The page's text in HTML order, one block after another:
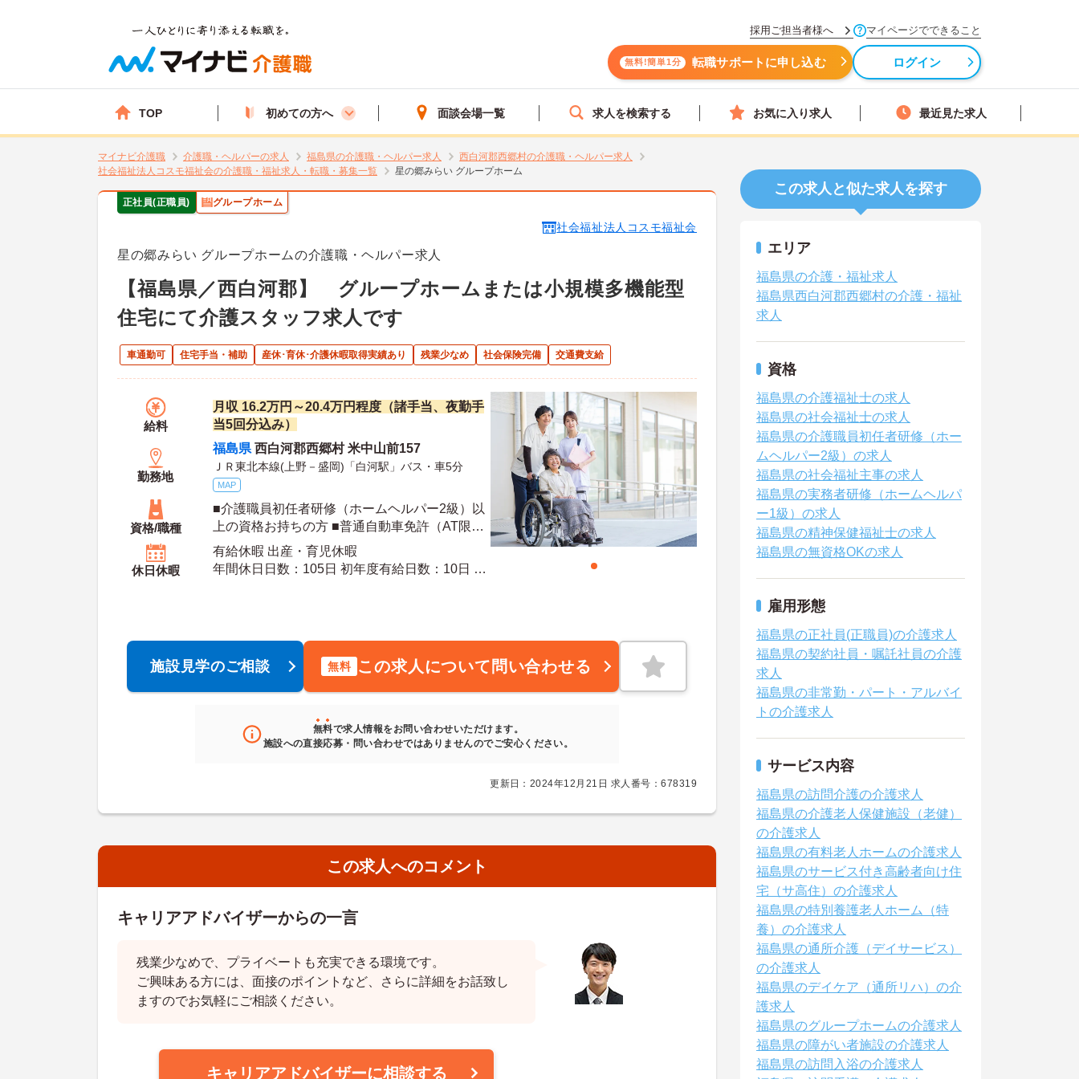
採用ご担当者様へ マイページでできること
無料!簡単1分 転職サポートに申し込む ログイン
TOP 初めての方へ 面談会場一覧 求人を検索する お気に入り求人 最近見た求人
マイナビ介護職 介護職・ヘルパーの求人 福島県の介護職・ヘルパー求人
西白河郡西郷村の介護職・ヘルパー求人
社会福祉法人コスモ福祉会の介護職・福祉求人・転職・募集一覧
星の郷みらい グループホーム
正社員(正職員) グループホーム
社会福祉法人コスモ福祉会
星の郷みらい グループホームの介護職・ヘルパー求人
【福島県／西白河郡】 グループホームまたは小規模多機能型
住宅にて介護スタッフ求人です
車通勤可 住宅手当・補助 産休･育休･介護休暇取得実績あり 残業少なめ 社会保険完備 交通費支給
給料
月収 16.2万円～20.4万円程度（諸手当、夜勤手
当5回分込み）
勤務地
福島県 西白河郡西郷村 米中山前157
ＪＲ東北本線(上野－盛岡)「白河駅」バス・車5分
MAP
資格/職種
■介護職員初任者研修（ホームヘルパー2級）以
上の資格お持ちの方 ■普通自動車免許（AT限定
可） ※未経験者、無資格者応相談
休日休暇
有給休暇 出産・育児休暇
年間休日日数：105日 初年度有給日数：10日 最
施設見学のご相談 無料 この求人について問い合わせる
無料で求人情報をお問い合わせいただけます。
施設への直接応募・問い合わせではありませんのでご安心ください。
更新日：2024年12月21日 求人番号：678319
この求人へのコメント
キャリアアドバイザーからの一言
残業少なめで、プライベートも充実できる環境です。
ご興味ある方には、面接のポイントなど、さらに詳細をお話致し
ますのでお気軽にご相談ください。
キャリアアドバイザーに相談する
この求人と似た求人を探す
エリア
福島県の介護・福祉求人
福島県西白河郡西郷村の介護・福祉
求人
資格
福島県の介護福祉士の求人
福島県の社会福祉士の求人
福島県の介護職員初任者研修（ホー
ムヘルパー2級）の求人
福島県の社会福祉主事の求人
福島県の実務者研修（ホームヘルパ
ー1級）の求人
福島県の精神保健福祉士の求人
福島県の無資格OKの求人
雇用形態
福島県の正社員(正職員)の介護求人
福島県の契約社員・嘱託社員の介護
求人
福島県の非常勤・パート・アルバイ
トの介護求人
サービス内容
福島県の訪問介護の介護求人
福島県の介護老人保健施設（老健）
の介護求人
福島県の有料老人ホームの介護求人
福島県のサービス付き高齢者向け住
宅（サ高住）の介護求人
福島県の特別養護老人ホーム（特
養）の介護求人
福島県の通所介護（デイサービス）
の介護求人
福島県のデイケア（通所リハ）の介
護求人
福島県のグループホームの介護求人
福島県の障がい者施設の介護求人
福島県の訪問入浴の介護求人